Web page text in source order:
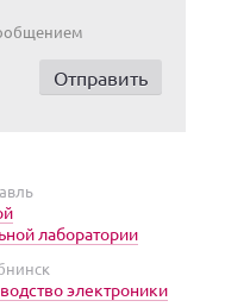
лаборатории
электроники